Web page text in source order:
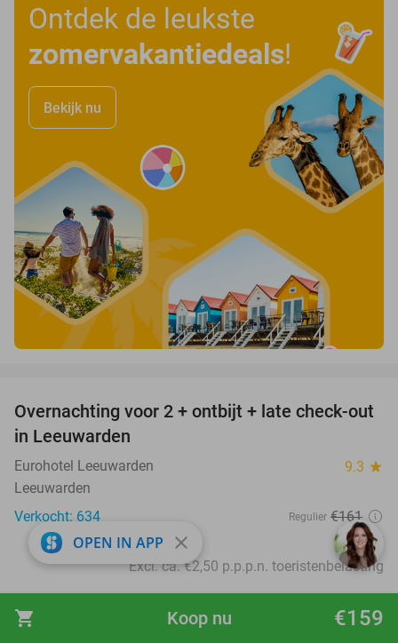
shopping_cart €159
Koop nu
Ontdek de leukste
zomervakantiedeals!
Bekijk nu
39%
Overnachting voor 2 + ontbijt + late check-out
in Leeuwarden
Eurohotel Leeuwarden 9.3 star
Leeuwarden
Verkocht: 634
Regulier €161
€99
Excl. ca. €2,50 p.p.p.n. toeristenbelasting
favorite_border
OPEN IN APP close